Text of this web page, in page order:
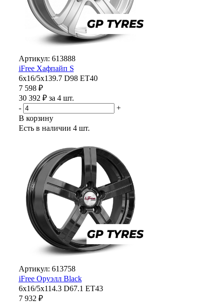
Артикул: 613888
iFree Хафпайп S
6x16/5x139.7 D98 ET40
7 598 ₽
30 392 ₽ за 4 шт.
-
+
В корзину
Есть в наличии 4 шт.
Артикул: 613758
iFree Оруэлл Black
6x16/5x114.3 D67.1 ET43
7 932 ₽